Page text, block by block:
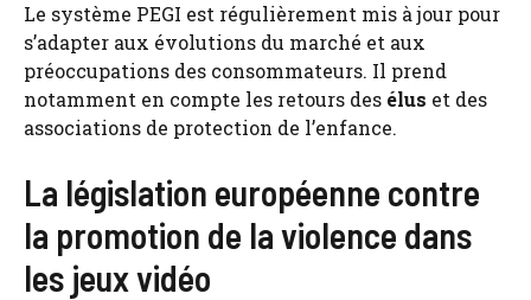
Le système PEGI est régulièrement mis à jour pour
s’adapter aux évolutions du marché et aux
préoccupations des consommateurs. Il prend
notamment en compte les retours des élus et des
associations de protection de l’enfance.
La législation européenne contre
la promotion de la violence dans
les jeux vidéo